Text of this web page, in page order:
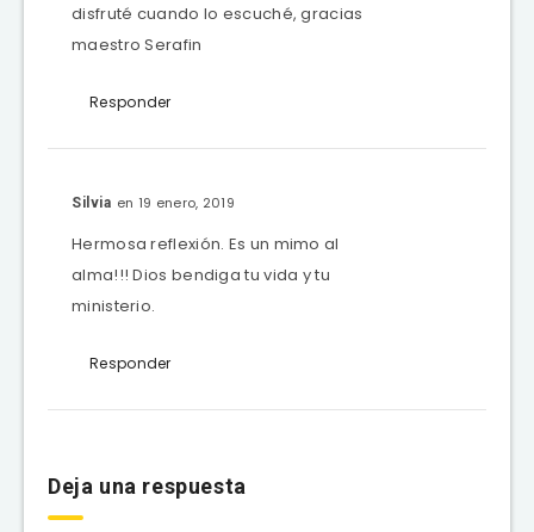
disfruté cuando lo escuché, gracias
maestro Serafin
Responder
Silvia en 19 enero, 2019
Hermosa reflexión. Es un mimo al
alma!!! Dios bendiga tu vida y tu
ministerio.
Responder
Deja una respuesta